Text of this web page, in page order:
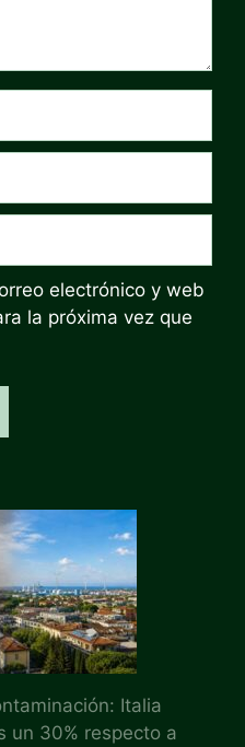
electrónico y web
la próxima vez que
Italia
un 30% respecto a